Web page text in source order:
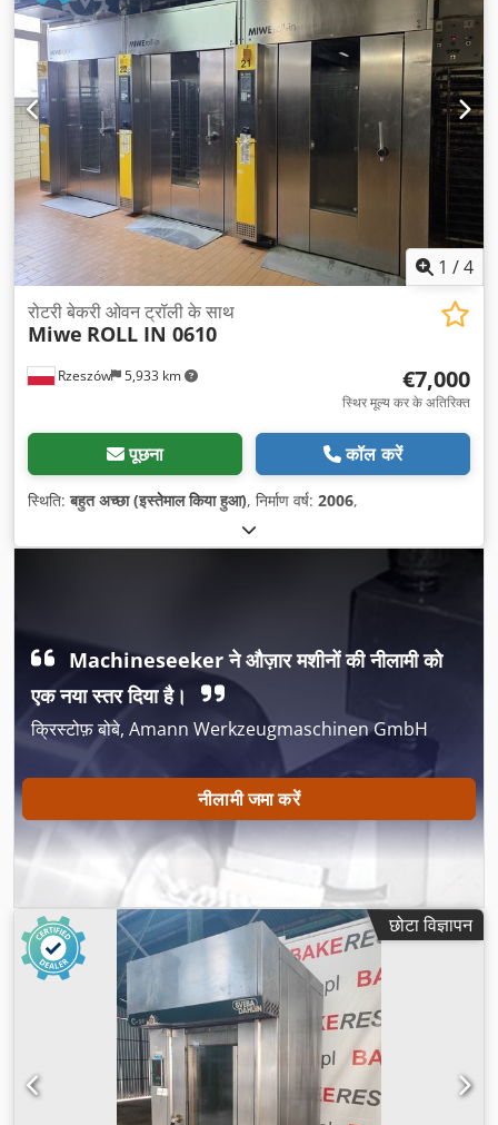
1 /4
Rzeszów 5,933 km
रोटरी बेकरी ओवन ट्रॉली के साथ
Miwe ROLL IN 0610
€7,000
स्थिर मूल्य कर के अतिरिक्त
पूछना कॉल करें
स्थिति:बहुत अच्छा (इस्तेमाल किया हुआ), निर्माण वर्ष: 2006,
Machineseeker ने औज़ार मशीनों की नीलामी को
एक नया स्तर दिया है।
क्रिस्टोफ़ बोबे, Amann Werkzeugmaschinen GmbH
नीलामी जमा करें
छोटा विज्ञापन